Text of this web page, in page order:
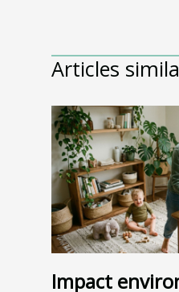
Articles
Impact